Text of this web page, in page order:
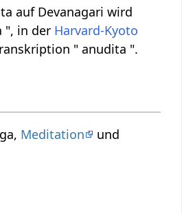
auf Devanagari wird
", in der Harvard-Kyoto
" anudita ".
Meditation
und